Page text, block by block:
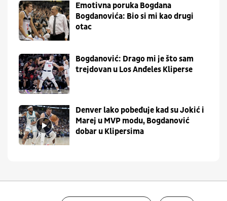
Emotivna poruka Bogdana
Bogdanovića: Bio si mi kao drugi
otac
Bogdanović: Drago mi je što sam
trejdovan u Los Anđeles Kliperse
Denver lako pobeđuje kad su Jokić i
Marej u MVP modu, Bogdanović
dobar u Klipersima